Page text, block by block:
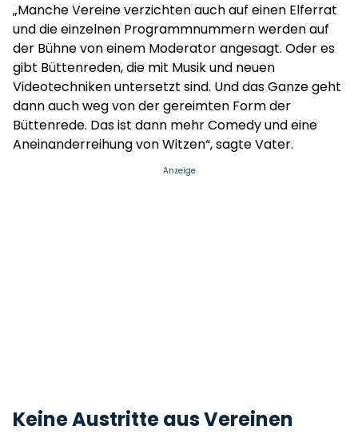
„Manche Vereine verzichten auch auf einen Elferrat
und die einzelnen Programmnummern werden auf
der Bühne von einem Moderator angesagt. Oder es
gibt Büttenreden, die mit Musik und neuen
Videotechniken untersetzt sind. Und das Ganze geht
dann auch weg von der gereimten Form der
Büttenrede. Das ist dann mehr Comedy und eine
Aneinanderreihung von Witzen“, sagte Vater.
Anzeige
Keine Austritte aus Vereinen